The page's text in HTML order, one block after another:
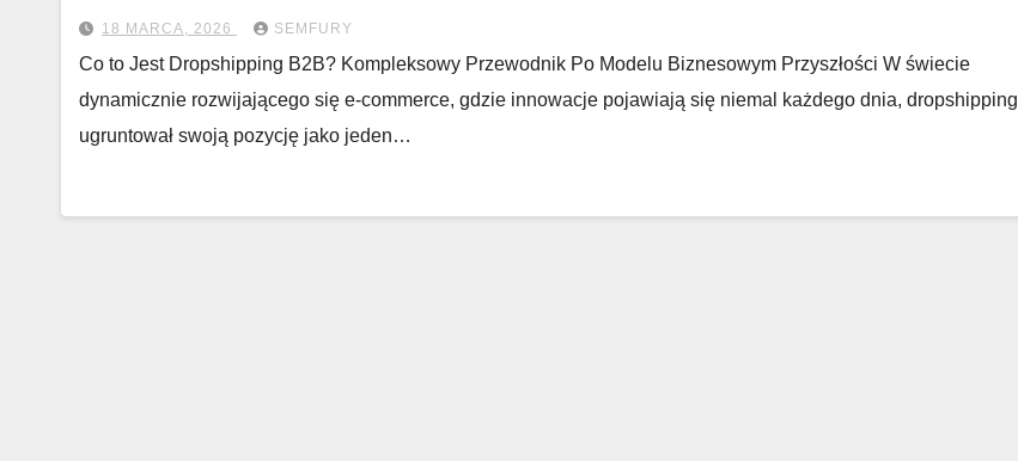
18 MARCA, 2026 SEMFURY
Co to Jest Dropshipping B2B? Kompleksowy Przewodnik Po Modelu Biznesowym Przyszłości W świecie
dynamicznie rozwijającego się e-commerce, gdzie innowacje pojawiają się niemal każdego dnia, dropshipping
ugruntował swoją pozycję jako jeden…